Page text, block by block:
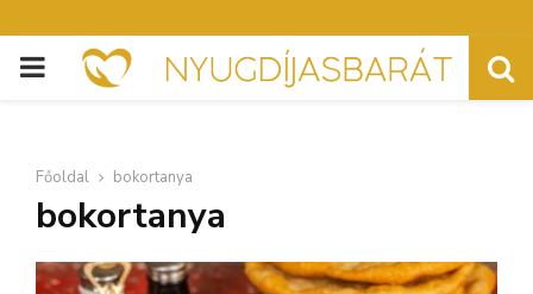
PRIMARY
Főoldal bokortanya
bokortanya